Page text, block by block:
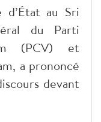
d’État au Sri
du Parti
(PCV) et
a prononcé
devant